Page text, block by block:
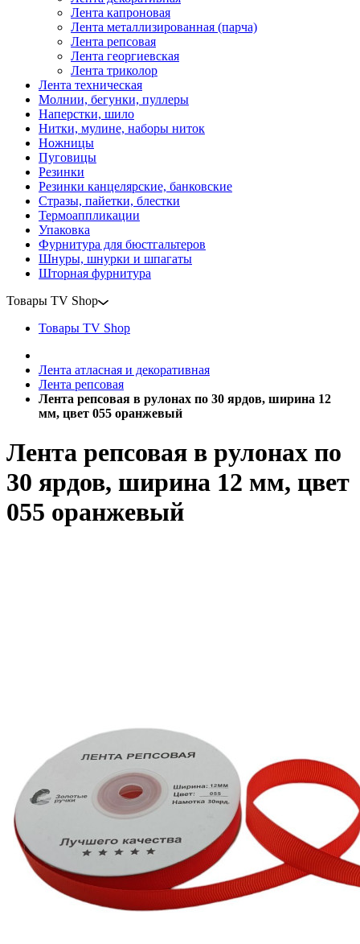
Лента капроновая
Лента металлизированная (парча)
Лента репсовая
Лента георгиевская
Лента триколор
Лента техническая
Молнии, бегунки, пуллеры
Наперстки, шило
Нитки, мулине, наборы ниток
Ножницы
Пуговицы
Резинки
Резинки канцелярские, банковские
Стразы, пайетки, блестки
Термоаппликации
Упаковка
Фурнитура для бюстгальтеров
Шнуры, шнурки и шпагаты
Шторная фурнитура
Товары TV Shop
Товары TV Shop
Лента атласная и декоративная
Лента репсовая
Лента репсовая в рулонах по 30 ярдов, ширина 12
мм, цвет 055 оранжевый
Лента репсовая в рулонах по
30 ярдов, ширина 12 мм, цвет
055 оранжевый